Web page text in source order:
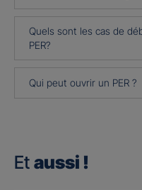
Quels sont les cas de
PER?
Qui peut ouvrir un PER ?
Et aussi !